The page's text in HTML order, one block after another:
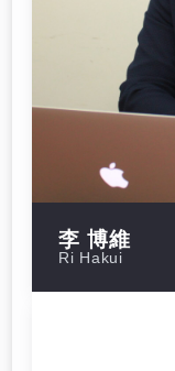
李 博維
Ri Hakui